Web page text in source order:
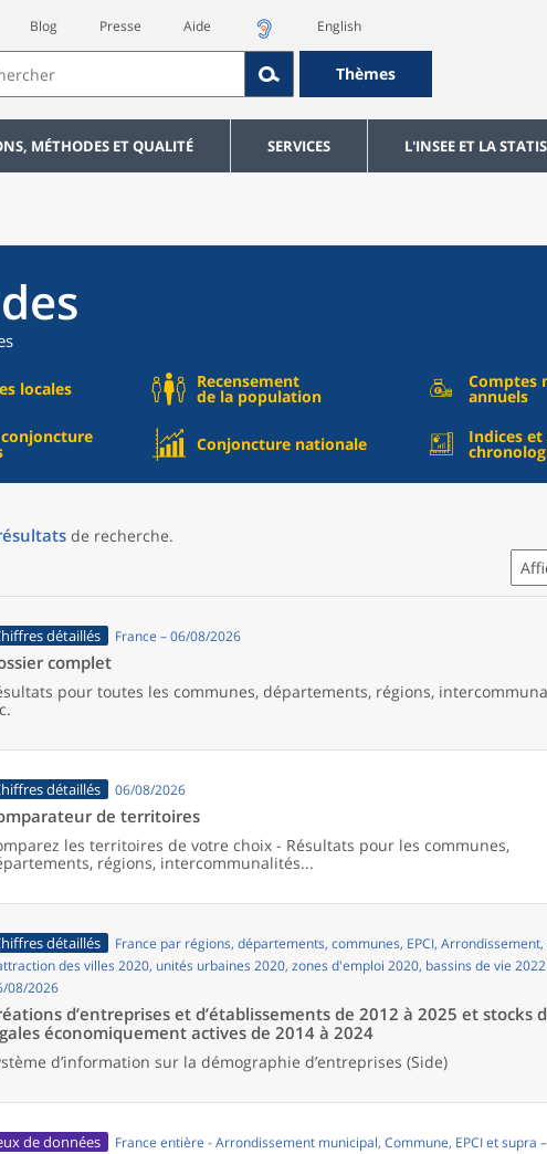
Blog Presse Aide English
Thèmes
MÉTHODES ET QUALITÉ SERVICES L'INSEE ET LA
locales Recensement
de la population
Comptes
annuels
Conjoncture nationale Indices et
de recherche.
détaillés France – 06/08/2026
complet
pour toutes les communes, départements, régions,
détaillés 06/08/2026
de territoires
les territoires de votre choix - Résultats pour les communes,
régions, intercommunalités...
détaillés
France par régions, départements, communes, EPCI, Arrondissement,
des villes 2020, unités urbaines 2020, zones d'emploi 2020, bassins de vie
08/2026
d’entreprises et d’établissements de 2012 à 2025 et stocks
économiquement actives de 2014 à 2024
d’information sur la démographie d’entreprises (Side)
de données
France entière - Arrondissement municipal, Commune, EPCI et supra –